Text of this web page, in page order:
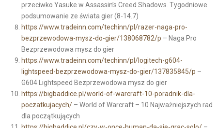
przeciwko Yasuke w Assassin’s Creed Shadows. Tygodniowe
podsumowanie ze świata gier (8-14.7)
https://www.tradeinn.com/techinn/pl/razer-naga-pro-
bezprzewodowa-mysz-do-gier/138068782/p – Naga Pro
Bezprzewodowa mysz do gier
https://www.tradeinn.com/techinn/pl/logitech-g604-
lightspeed-bezprzewodowa-mysz-do-gier/137835845/p –
G604 Lightspeed Bezprzewodowa mysz do gier
https://bigbaddice.pl/world-of-warcraft-10-poradnik-dla-
poczatkujacych/– World of Warcraft – 10 Najważniejszych rad
dla początkujących